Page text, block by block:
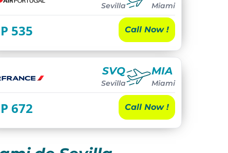
Sevilla Miami
535 Call Now !
SVQ
Sevilla
MIA
Miami
672 Call Now !